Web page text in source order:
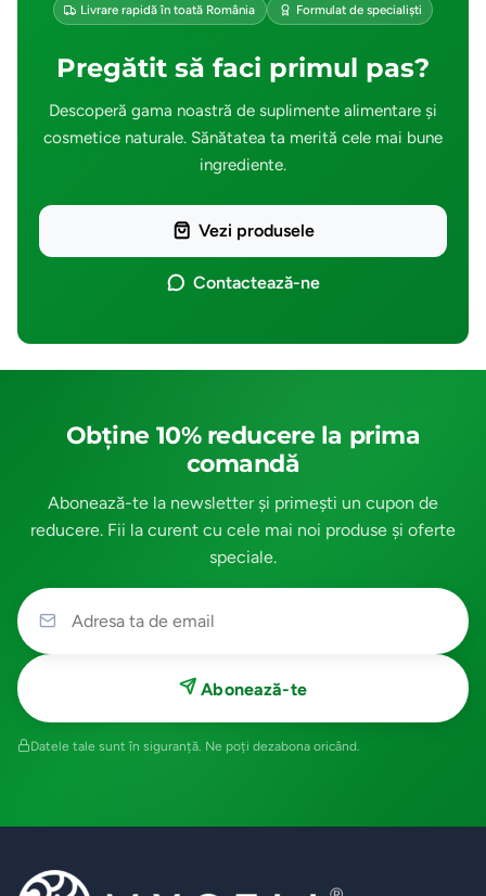
Livrare rapidă în toată România
Formulat de specialiști
Pregătit să faci primul pas?
Descoperă gama noastră de suplimente alimentare și
cosmetice naturale. Sănătatea ta merită cele mai bune
ingrediente.
Vezi produsele
Contactează-ne
Obține 10% reducere la prima
comandă
Abonează-te la newsletter și primești un cupon de
reducere. Fii la curent cu cele mai noi produse și oferte
speciale.
Abonează-te
Datele tale sunt în siguranță. Ne poți dezabona oricând.